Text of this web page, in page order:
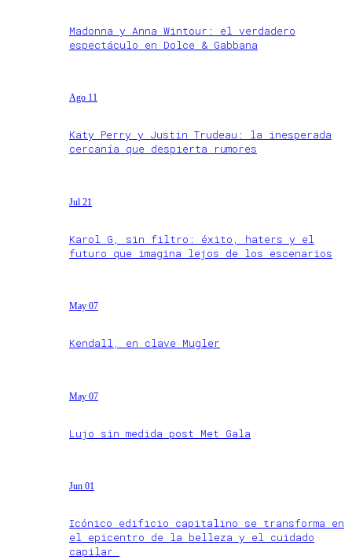
Madonna y Anna Wintour: el verdadero
espectáculo en Dolce & Gabbana
Ago 11
Katy Perry y Justin Trudeau: la inesperada
cercanía que despierta rumores
Jul 21
Karol G, sin filtro: éxito, haters y el
futuro que imagina lejos de los escenarios
May 07
Kendall, en clave Mugler
May 07
Lujo sin medida post Met Gala
Jun 01
Icónico edificio capitalino se transforma en
el epicentro de la belleza y el cuidado
capilar